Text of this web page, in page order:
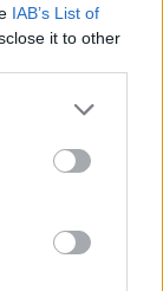
IAB’s List of
it to other
drėgmę,
–
slysti.